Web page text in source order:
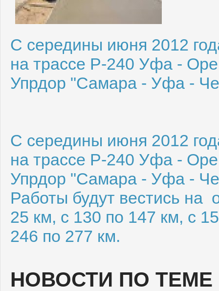
C середины июня 2012
на трассе Р-240 Уфа -
Упрдор "Самара - Уфа -
C середины июня 2012
на трассе Р-240 Уфа -
Упрдор "Самара - Уфа -
Работы будут вестись на
25 км, с 130 по 147 км, с
246 по 277 км.
НОВОСТИ ПО ТЕМЕ